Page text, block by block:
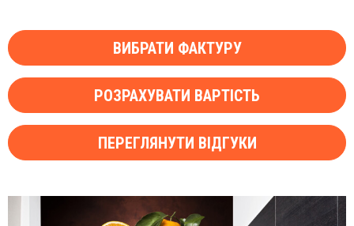
ВИБРАТИ ФАКТУРУ
РОЗРАХУВАТИ ВАРТІСТЬ
ПЕРЕГЛЯНУТИ ВІДГУКИ